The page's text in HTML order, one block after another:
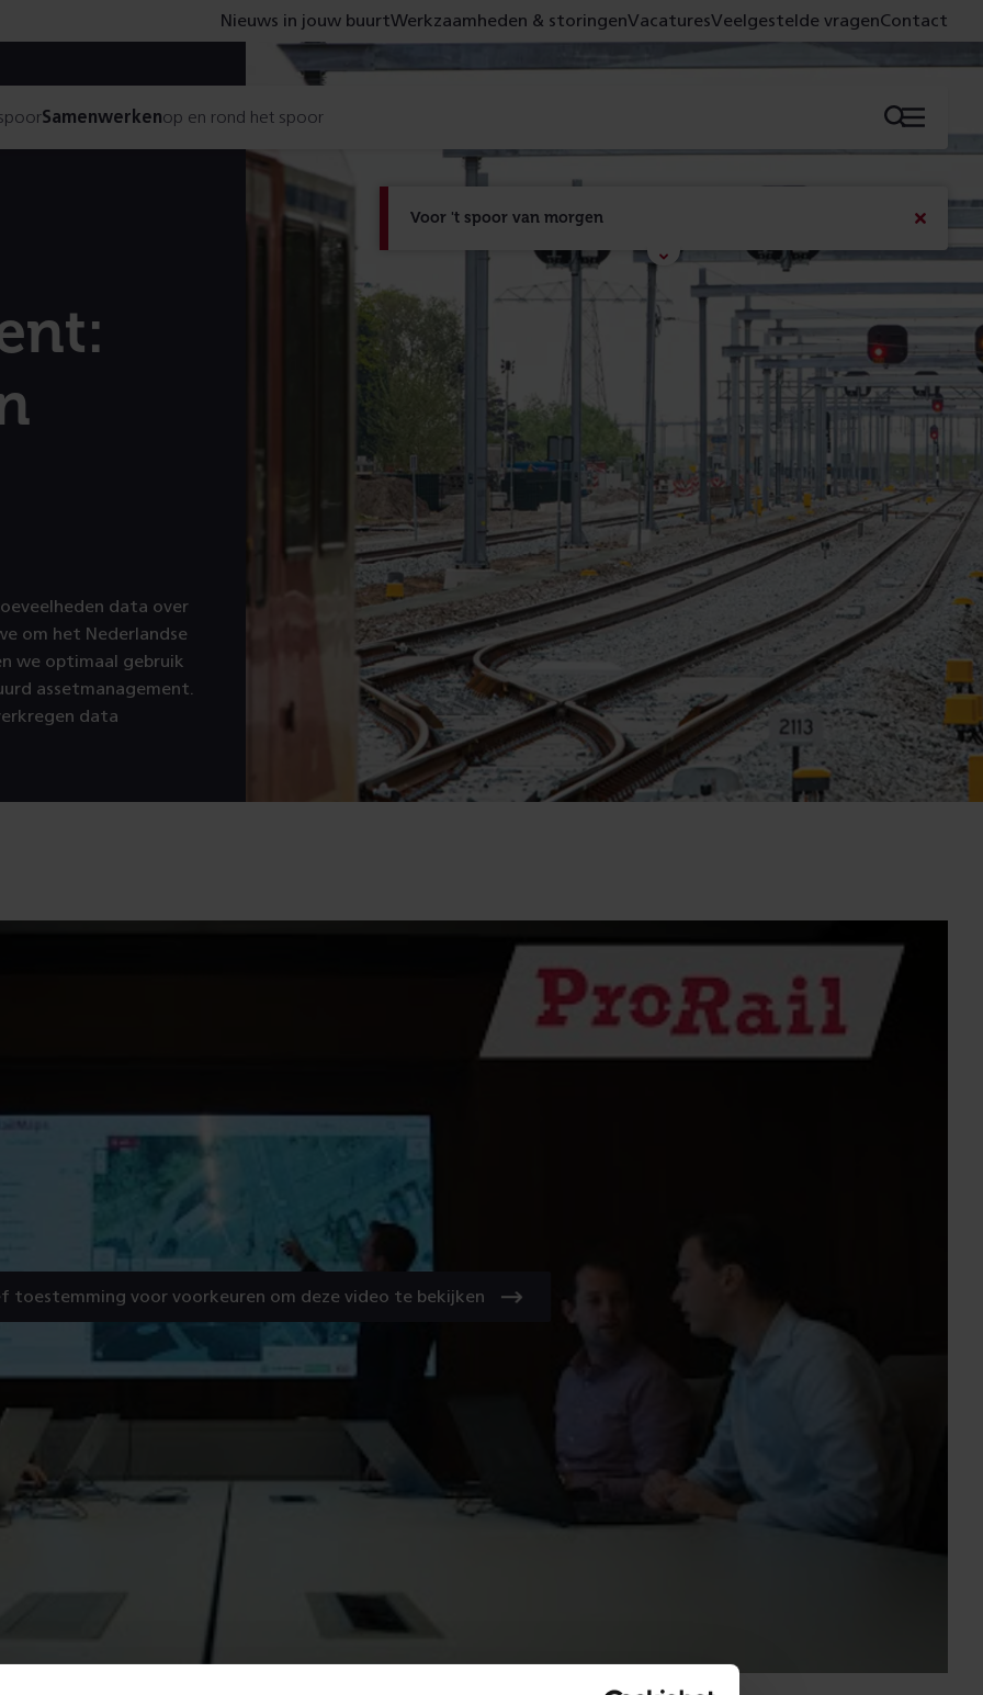
Voor 't spoor van morgen
Met de campagne 'Voor 't spoor naar morgen' laten
we zien wat er vandaag gebeurt en wat dat -
figuurlijk gezien - morgen oplevert.
sluiten
Nieuws in jouw buurtWerkzaamheden & storingenVacaturesVeelgestelde vragenContact
Samenwerkenop en rond het spoor Menu
data over
om het Nederlandse
we optimaal gebruik
assetmanagement.
data
toestemming voor voorkeuren om deze video te bekijken